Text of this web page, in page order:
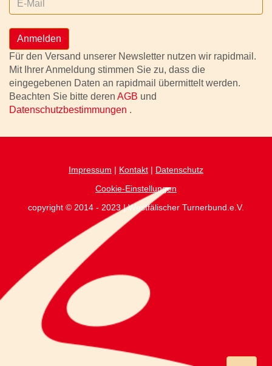
Anmelden
Für den Versand unserer Newsletter nutzen wir rapidmail.
Mit Ihrer Anmeldung stimmen Sie zu, dass die
eingegebenen Daten an rapidmail übermittelt werden.
Beachten Sie bitte deren AGB und
Datenschutzbestimmungen .
Impressum | Kontakt | Datenschutz
Cookie-Einstellungen
copyright © 2014 - 2023 | Westfälischer Turnerbund.e.V.